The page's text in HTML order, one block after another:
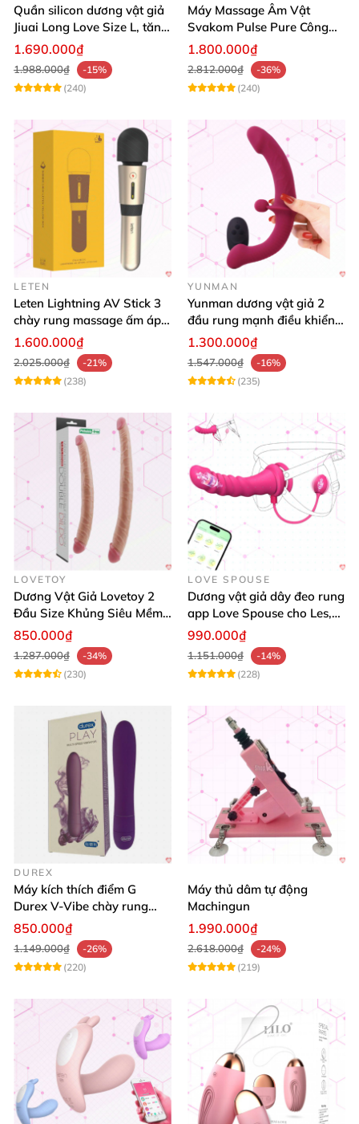
Quần silicon dương vật giả
Jiuai Long Love Size L, tăng
khoái cảm, giá tốt
1.690.000₫
1.988.000₫
-15%
(240)
Máy Massage Âm Vật
Svakom Pulse Pure Công
Nghệ Sóng Âm Hút Mạnh
1.800.000₫
2.812.000₫
-36%
(240)
LETEN
Leten Lightning AV Stick 3
chày rung massage ấm áp
kích thích
1.600.000₫
2.025.000₫
-21%
(238)
YUNMAN
Yunman dương vật giả 2
đầu rung mạnh điều khiển
từ xa Les
1.300.000₫
1.547.000₫
-16%
(235)
LOVETOY
Dương Vật Giả Lovetoy 2
Đầu Size Khủng Siêu Mềm
Kích Thích Les
850.000₫
1.287.000₫
-34%
(230)
LOVE SPOUSE
Dương vật giả dây đeo rung
app Love Spouse cho Les,
đồng tính nữ
990.000₫
1.151.000₫
-14%
(228)
DUREX
Máy kích thích điểm G
Durex V-Vibe chày rung
tinh yêu không dây cao cấp
850.000₫
1.149.000₫
-26%
(220)
Máy thủ dâm tự động
Machingun
1.990.000₫
2.618.000₫
-24%
(219)